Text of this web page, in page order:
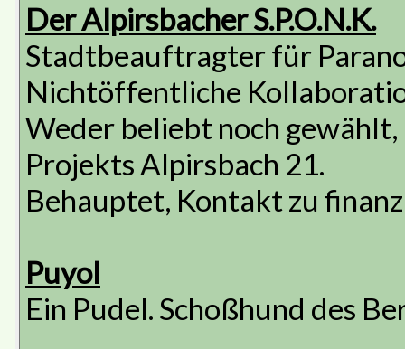
Der Alpirsbacher S.P.O.N.K.
Stadtbeauftragter für
Nichtöffentliche
Weder beliebt noch
Projekts Alpirsbach 21.
Behauptet, Kontakt zu
Puyol
Ein Pudel. Schoßhund des